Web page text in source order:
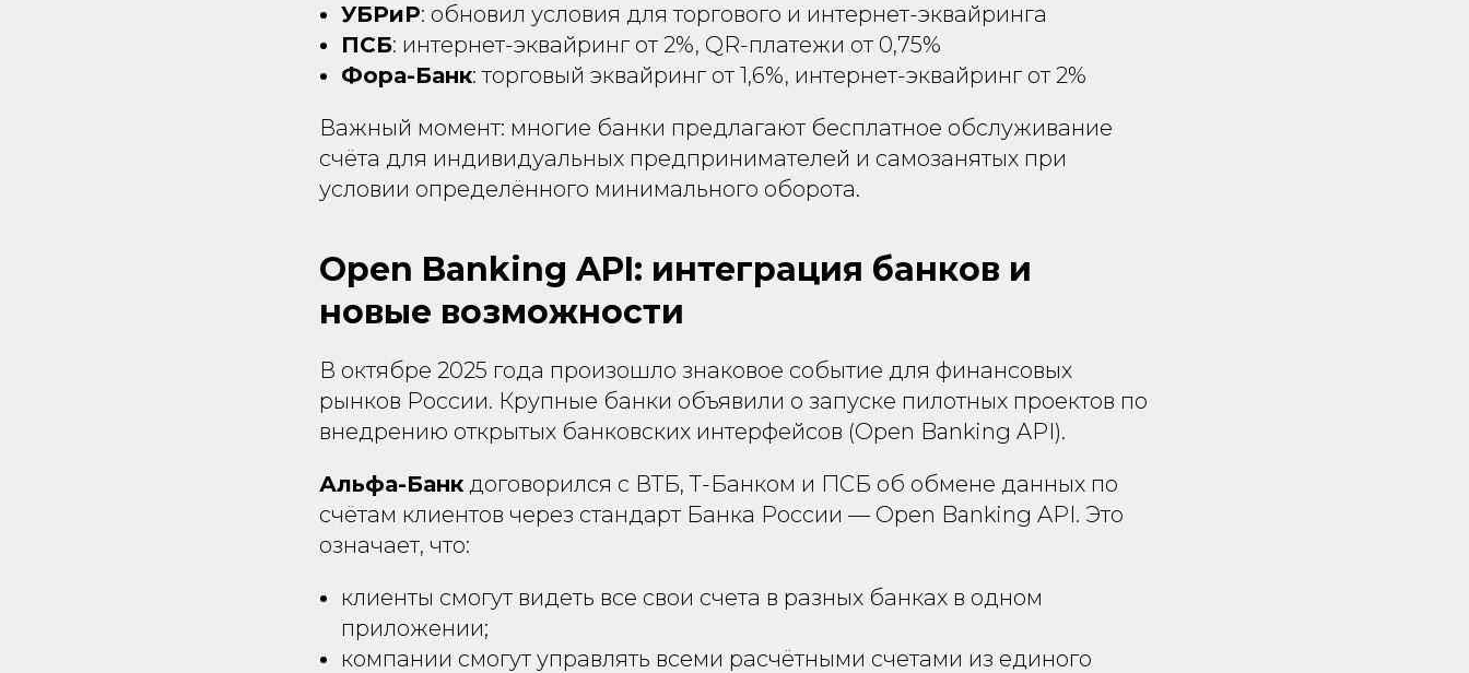
УБРиР: обновил условия для торгового и интернет-эквайринга
ПСБ: интернет-эквайринг от 2%, QR-платежи от 0,75%
Фора-Банк: торговый эквайринг от 1,6%, интернет-эквайринг от 2%
Важный момент: многие банки предлагают бесплатное обслуживание
счёта для индивидуальных предпринимателей и самозанятых при
условии определённого минимального оборота.
Open Banking API: интеграция банков и
новые возможности
В октябре 2025 года произошло знаковое событие для финансовых
рынков России. Крупные банки объявили о запуске пилотных проектов по
внедрению открытых банковских интерфейсов (Open Banking API).
Альфа-Банк договорился с ВТБ, Т-Банком и ПСБ об обмене данных по
счётам клиентов через стандарт Банка России — Open Banking API. Это
означает, что:
клиенты смогут видеть все свои счета в разных банках в одном
приложении;
компании смогут управлять всеми расчётными счетами из единого